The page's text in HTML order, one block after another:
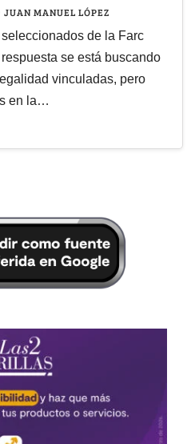
JUAN MANUEL LÓPEZ
de la Farc
se está buscando
vinculadas, pero
en la…